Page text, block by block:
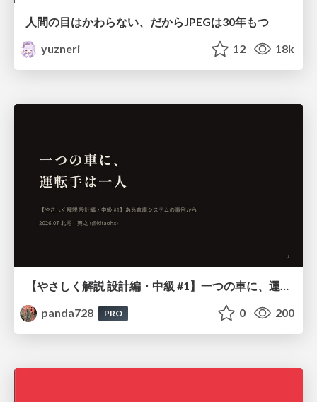
人間の目はかわらない、だからJPEGは30年もつ
yuzneri
12 18k
【やさしく解説 設計編・中級 #1】一つの車に、運転手は一人 ～ある倉庫システムの事例から～
panda728
PRO 0 200